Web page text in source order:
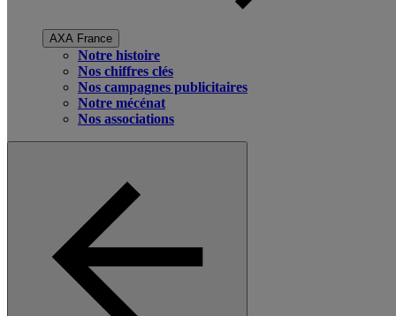
AXA France
Notre histoire
Nos chiffres clés
Nos campagnes publicitaires
Notre mécénat
Nos associations